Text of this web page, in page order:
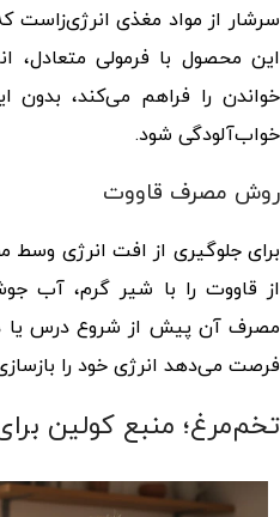
سرشار از مواد مغذی
این محصول با فرمولی متعادل،
خواندن را فراهم می‌کند،
خواب‌آلودگی شود.
روش مصرف قاووت
برای جلوگیری از افت انرژی وسط
از قاووت را با شیر گرم، آب
مصرف آن پیش از شروع درس یا
فرصت می‌دهد انرژی خود را بازسازی
تخم‌مرغ؛ منبع کولین